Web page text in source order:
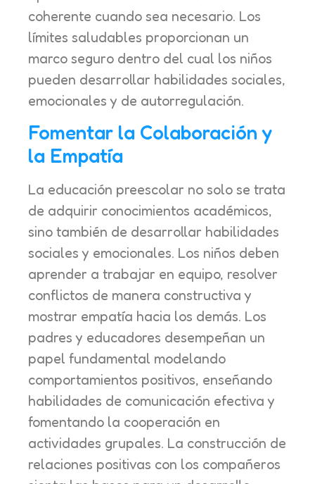
coherente cuando sea necesario. Los
límites saludables proporcionan un
marco seguro dentro del cual los niños
pueden desarrollar habilidades sociales,
emocionales y de autorregulación.
Fomentar la Colaboración y
la Empatía
La educación preescolar no solo se trata
de adquirir conocimientos académicos,
sino también de desarrollar habilidades
sociales y emocionales. Los niños deben
aprender a trabajar en equipo, resolver
conflictos de manera constructiva y
mostrar empatía hacia los demás. Los
padres y educadores desempeñan un
papel fundamental modelando
comportamientos positivos, enseñando
habilidades de comunicación efectiva y
fomentando la cooperación en
actividades grupales. La construcción de
relaciones positivas con los compañeros